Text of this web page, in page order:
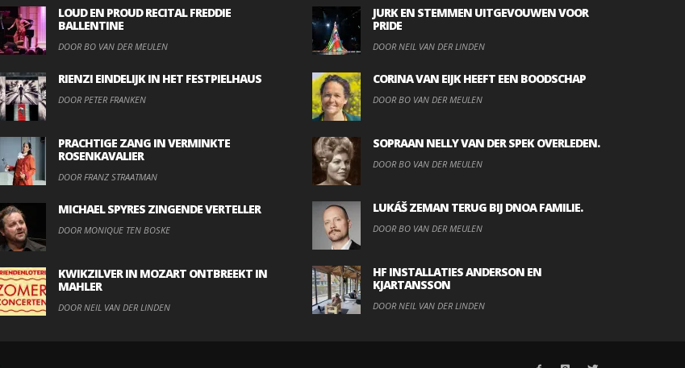
LOUD EN PROUD RECITAL FREDDIE
BALLENTINE
DOOR BO VAN DER MEULEN
RIENZI EINDELIJK IN HET FESTPIELHAUS
DOOR PETER FRANKEN
PRACHTIGE ZANG IN VERMINKTE
ROSENKAVALIER
DOOR FRANZ STRAATMAN
MICHAEL SPYRES ZINGENDE VERTELLER
DOOR MONIQUE TEN BOSKE
KWIKZILVER IN MOZART ONTBREEKT IN
MAHLER
DOOR NEIL VAN DER LINDEN
JURK EN STEMMEN UITGEVOUWEN VOOR
PRIDE
DOOR NEIL VAN DER LINDEN
CORINA VAN EIJK HEEFT EEN BOODSCHAP
DOOR BO VAN DER MEULEN
SOPRAAN NELLY VAN DER SPEK OVERLEDEN.
DOOR BO VAN DER MEULEN
LUKÁŠ ZEMAN TERUG BIJ DNOA FAMILIE.
DOOR BO VAN DER MEULEN
HF INSTALLATIES ANDERSON EN
KJARTANSSON
DOOR NEIL VAN DER LINDEN